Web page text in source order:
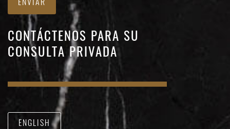
ENVIAR
CONTÁCTENOS PARA SU
CONSULTA PRIVADA
ENGLISH